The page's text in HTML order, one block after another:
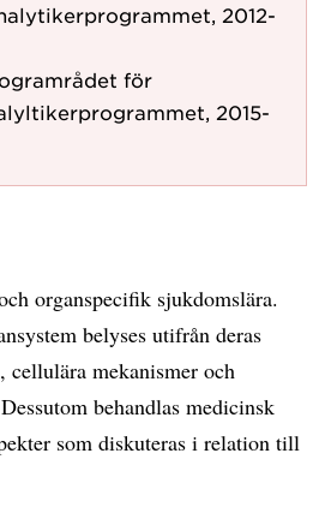
2012-
för
2015-
organspecifik sjukdomslära.
belyses utifrån deras
mekanismer och
behandlas medicinsk
som diskuteras i relation till